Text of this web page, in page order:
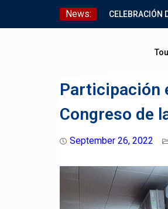
News:
CELEBRACIÓN
Participación
Congreso de
September 26, 2022